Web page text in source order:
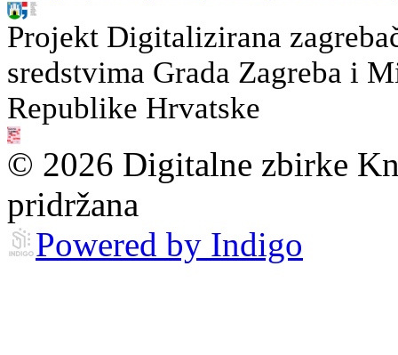
Projekt Digitalizirana
sredstvima Grada Zagreba i
Republike Hrvatske
© 2026 Digitalne zbirke
pridržana
Powered by Indigo